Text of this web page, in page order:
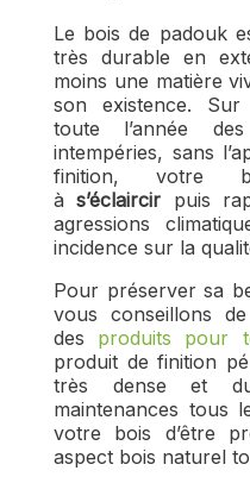
Le bois de padouk
très durable en
moins une matière
son existence.
toute l’année
intempéries, sans
finition, votre
às’éclaircir puis
agressions
incidence sur la
Pour préserver sa
vous conseillons
des produits pour
produit de finition
très dense et
maintenances tous
votre bois d’être
aspect bois naturel